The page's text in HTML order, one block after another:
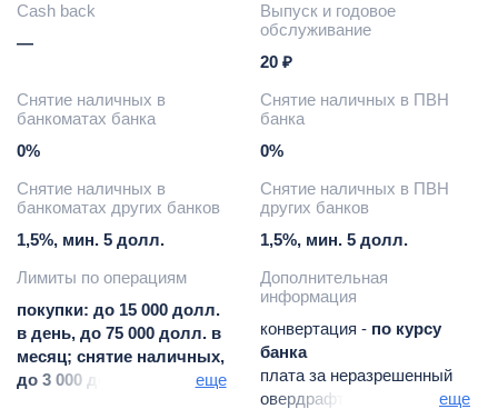
Cash back
—
Выпуск и годовое
обслуживание
20 ₽
Снятие наличных в
банкоматах банка
0%
Снятие наличных в ПВН
банка
0%
Снятие наличных в
банкоматах других банков
1,5%, мин. 5 долл.
Снятие наличных в ПВН
других банков
1,5%, мин. 5 долл.
Лимиты по операциям
покупки: до 15 000 долл.
в день, до 75 000 долл. в
месяц; снятие наличных,
до 3 000 долл. в день, до
еще
Дополнительная
информация
конвертация - по курсу
банка
плата за неразрешенный
овердрафт -
еще